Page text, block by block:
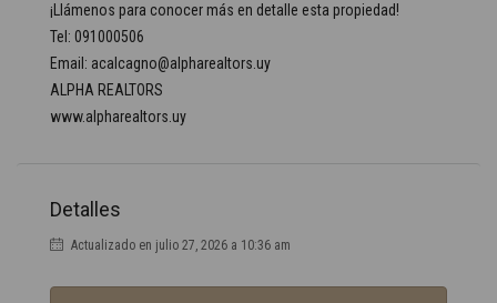
¡Llámenos para conocer más en detalle esta propiedad!
Tel: 091000506
Email: acalcagno@alpharealtors.uy
ALPHA REALTORS
www.alpharealtors.uy
Detalles
Actualizado en julio 27, 2026 a 10:36 am